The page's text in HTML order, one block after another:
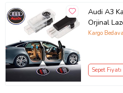
Audi A3
Orjinal
Kargo Bedava
Sepet Fiyatı